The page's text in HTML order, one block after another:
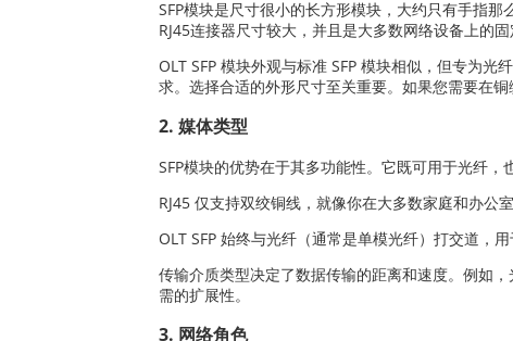
SFP模块是尺寸很小的长方形模块，大约只有手指
RJ45连接器尺寸较大，并且是大多数网络设备上的
OLT SFP 模块外观与标准 SFP 模块相似，但专为
求。选择合适的外形尺寸至关重要。如果您需要在
2. 媒体类型
SFP模块的优势在于其多功能性。它既可用于光纤，
RJ45 仅支持双绞铜线，就像你在大多数家庭和办公室
OLT SFP 始终与光纤（通常是单模光纤）打交道，
传输介质类型决定了数据传输的距离和速度。例如
需的扩展性。
3. 网络角色